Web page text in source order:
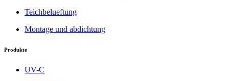
Teichbelueftung
Montage und abdichtung
Produkte
UV-C